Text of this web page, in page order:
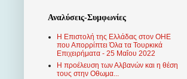
Αναλύσεις-Συμφωνίες
Η Επιστολή της Ελλάδας στον ΟΗΕ
που Απορρίπτει Όλα τα Τουρκικά
Επιχειρήματα - 25 Μαΐου 2022
Η προέλευση των Αλβανών και η θέση
τους στην Οθωμα...